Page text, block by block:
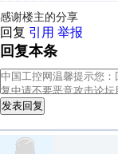
感谢楼主的分享
回复 引用 举报
回复本条
发表回复